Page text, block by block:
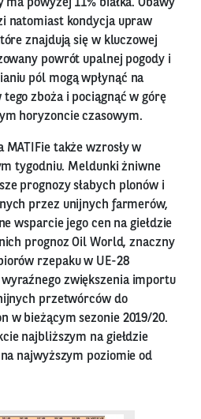
powyżej 11% białka. Obawy
natomiast kondycja upraw
znajdują się w kluczowej
powrót upalnej pogody i
pól mogą wpłynąć na
zboża i pociągnąć w górę
horyzoncie czasowym.
MATIFie także wzrosły w
tygodniu. Meldunki żniwne
prognozy słabych plonów i
przez unijnych farmerów,
wsparcie jego cen na giełdzie
prognoz Oil World, znaczny
rzepaku w UE-28
zwiększenia importu
przetwórców do
w bieżącym sezonie 2019/20.
najbliższym na giełdzie
najwyższym poziomie od